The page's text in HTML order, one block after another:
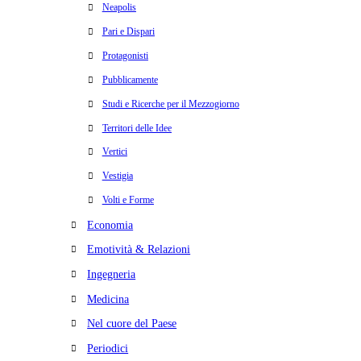
Neapolis
Pari e Dispari
Protagonisti
Pubblicamente
Studi e Ricerche per il Mezzogiorno
Territori delle Idee
Vertici
Vestigia
Volti e Forme
Economia
Emotività & Relazioni
Ingegneria
Medicina
Nel cuore del Paese
Periodici